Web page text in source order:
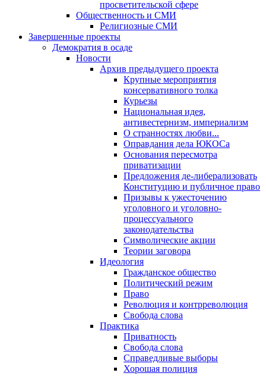
просветительской сфере
Общественность и СМИ
Религиозные СМИ
Завершенные проекты
Демократия в осаде
Новости
Архив предыдущего проекта
Крупные мероприятия
консервативного толка
Курьезы
Национальная идея,
антивестернизм, империализм
О странностях любви...
Оправдания дела ЮКОСа
Основания пересмотра
приватизации
Предложения де-либерализовать
Конституцию и публичное право
Призывы к ужесточению
уголовного и уголовно-
процессуального
законодательства
Символические акции
Теории заговора
Идеология
Гражданское общество
Политический режим
Право
Революция и контрреволюция
Свобода слова
Практика
Приватность
Свобода слова
Справедливые выборы
Хорошая полиция